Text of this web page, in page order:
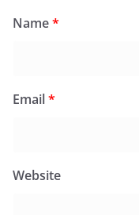
Name*
Email*
Website